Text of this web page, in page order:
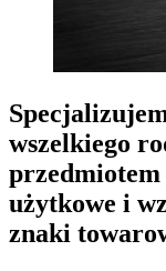
wszelkiego
użytkowe i
znaki